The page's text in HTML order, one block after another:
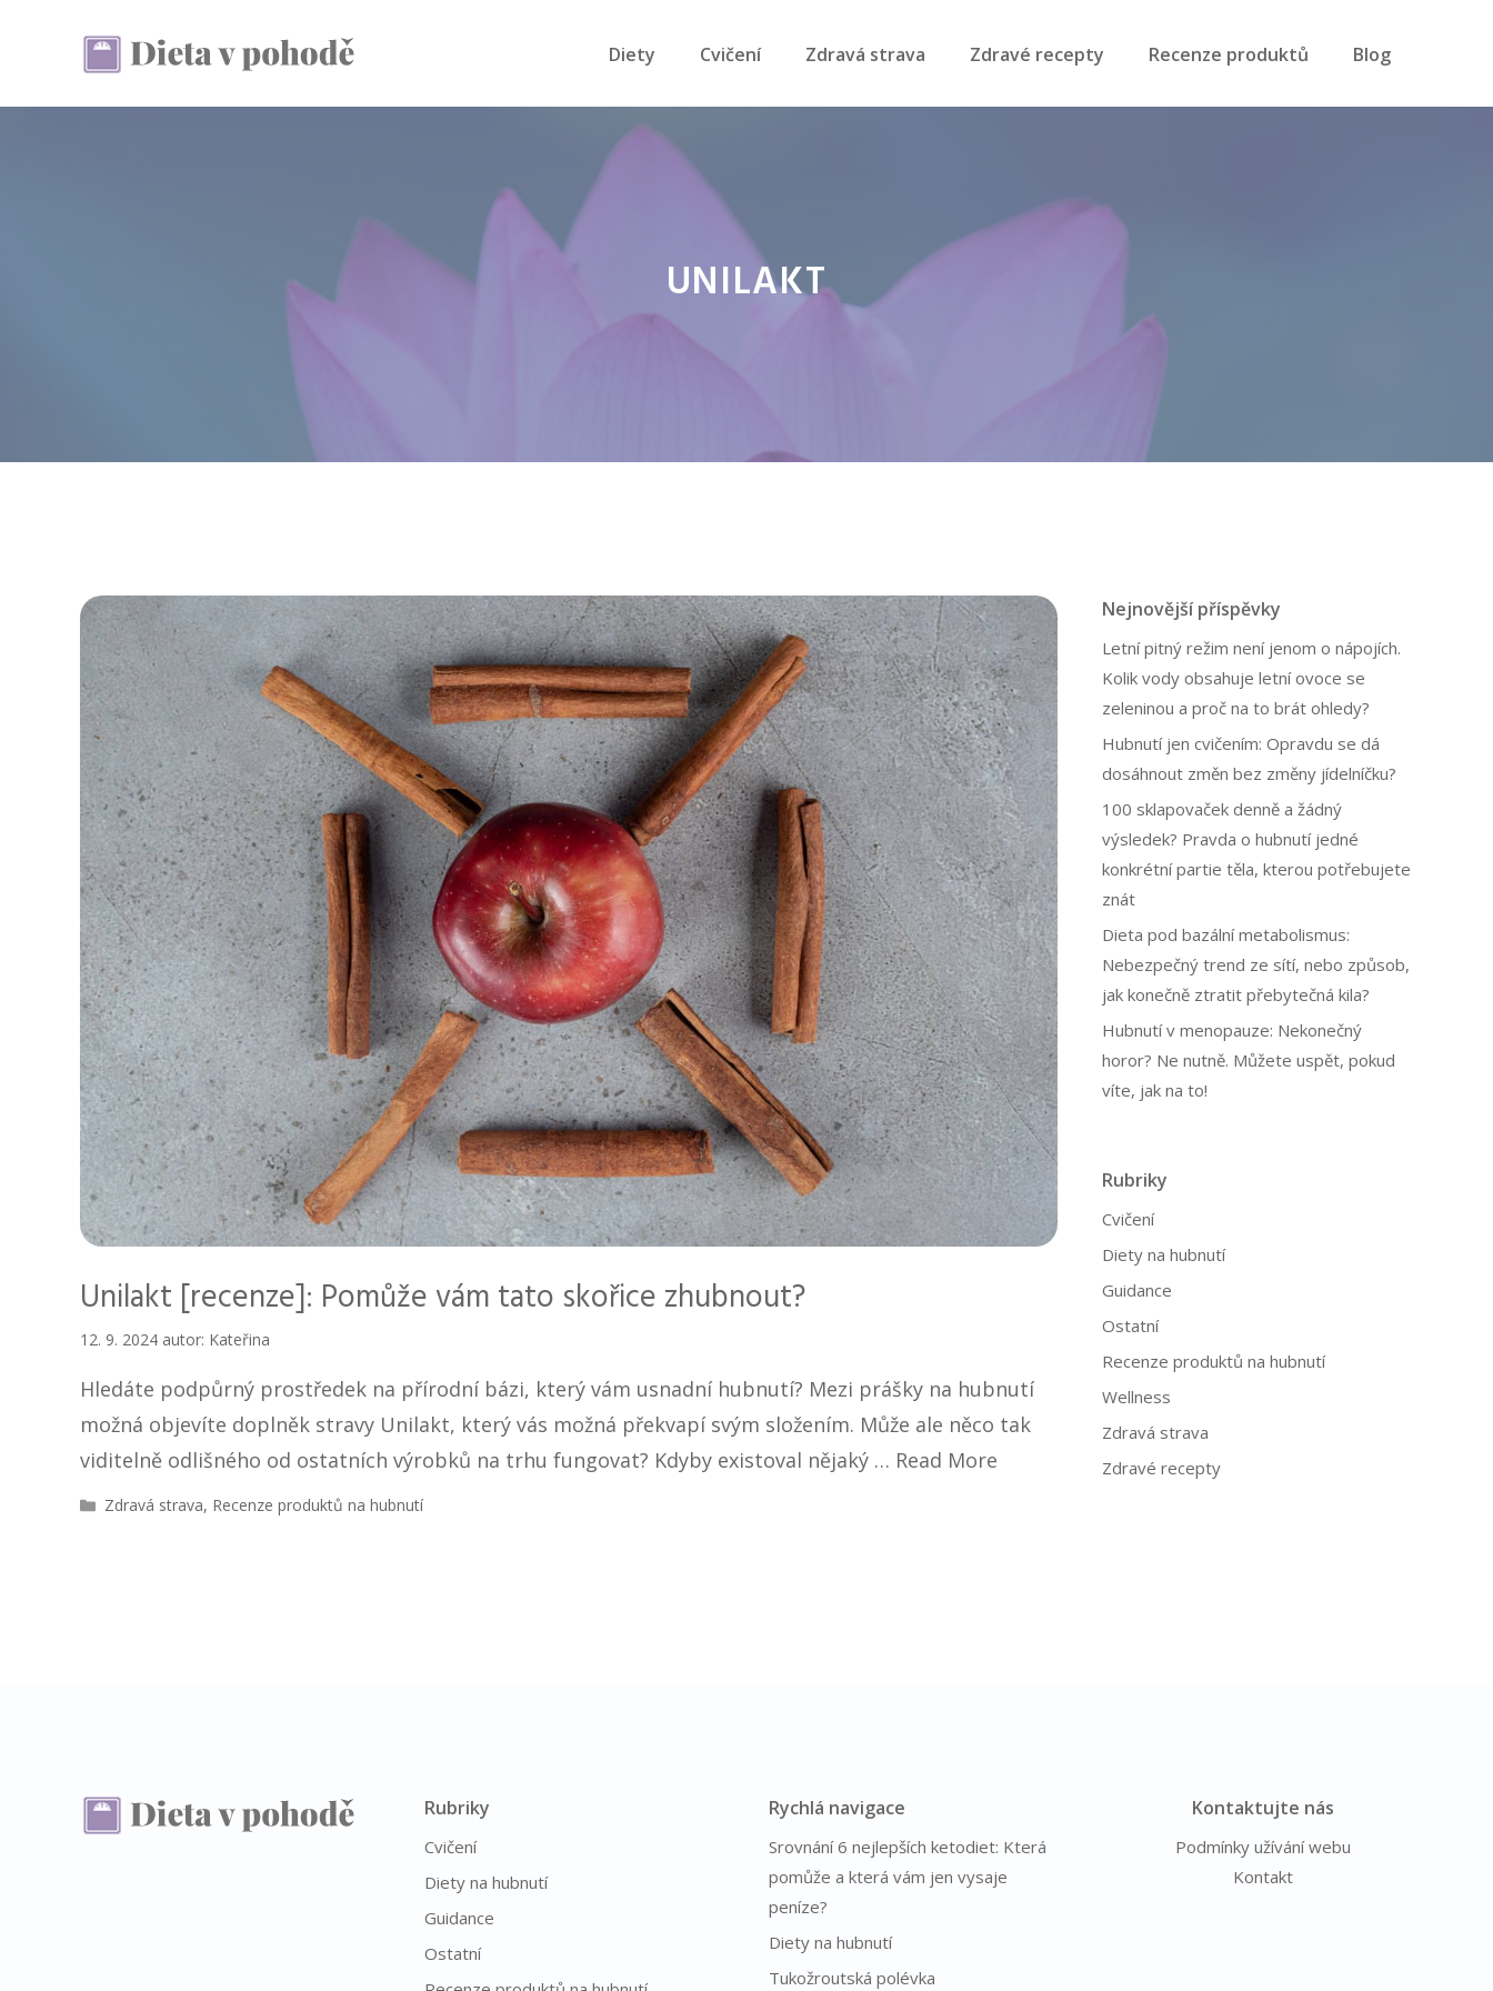
Diety Cvičení Zdravá strava Zdravé recepty Recenze produktů Blog
UNILAKT
Unilakt [recenze]: Pomůže vám tato skořice zhubnout?
12. 9. 2024 autor: Kateřina
Hledáte podpůrný prostředek na přírodní bázi, který vám usnadní hubnutí? Mezi prášky na hubnutí
možná objevíte doplněk stravy Unilakt, který vás možná překvapí svým složením. Může ale něco tak
viditelně odlišného od ostatních výrobků na trhu fungovat? Kdyby existoval nějaký … Read More
R
Zdravá strava, Recenze produktů na hubnutí
Nejnovější příspěvky
Letní pitný režim není jenom o nápojích.
Kolik vody obsahuje letní ovoce se
zeleninou a proč na to brát ohledy?
Hubnutí jen cvičením: Opravdu se dá
dosáhnout změn bez změny jídelníčku?
100 sklapovaček denně a žádný
výsledek? Pravda o hubnutí jedné
konkrétní partie těla, kterou potřebujete
znát
Dieta pod bazální metabolismus:
Nebezpečný trend ze sítí, nebo způsob,
jak konečně ztratit přebytečná kila?
Hubnutí v menopauze: Nekonečný
horor? Ne nutně. Můžete uspět, pokud
víte, jak na to!
Rubriky
Cvičení
Diety na hubnutí
Guidance
Ostatní
Recenze produktů na hubnutí
Wellness
Zdravá strava
Zdravé recepty
Rubriky
Cvičení
Diety na hubnutí
Guidance
Ostatní
Rychlá navigace
Srovnání 6 nejlepších ketodiet: Která
pomůže a která vám jen vysaje
peníze?
Diety na hubnutí
Tukožroutská polévka
Kontaktujte nás
Podmínky užívání webu
Kontakt